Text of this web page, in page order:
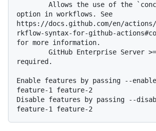
option in workflows. See
https://docs.github.com/en/actions/
rkflow-syntax-for-github-
for more information.
required.
Enable features by passing --
feature-1 feature-2
Disable features by passing --